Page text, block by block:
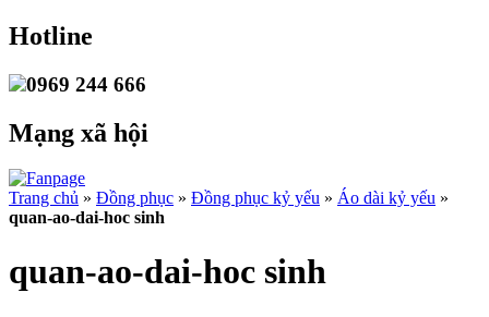
Hotline
0969 244 666
Mạng xã hội
Trang chủ » Đồng phục » Đồng phục kỷ yếu » Áo dài kỷ yếu »
quan-ao-dai-hoc sinh
quan-ao-dai-hoc sinh